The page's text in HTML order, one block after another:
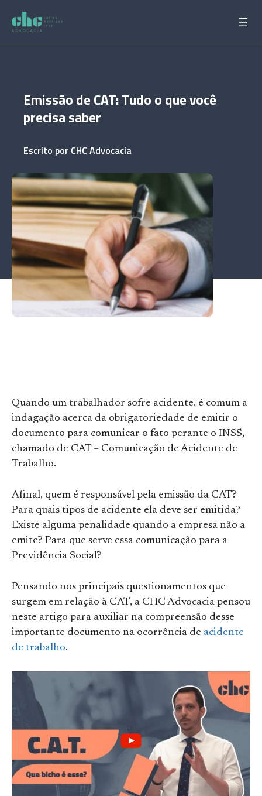
para
conteúdo
Emissão de CAT: Tudo o que você
precisa saber
Escrito por CHC Advocacia
Quando um trabalhador sofre acidente, é comum a
indagação acerca da obrigatoriedade de emitir o
documento para comunicar o fato perante o INSS,
chamado de CAT – Comunicação de Acidente de
Trabalho.
Afinal, quem é responsável pela emissão da CAT?
Para quais tipos de acidente ela deve ser emitida?
Existe alguma penalidade quando a empresa não a
emite? Para que serve essa comunicação para a
Previdência Social?
Pensando nos principais questionamentos que
surgem em relação à CAT, a CHC Advocacia pensou
neste artigo para auxiliar na compreensão desse
importante documento na ocorrência de acidente
de trabalho.